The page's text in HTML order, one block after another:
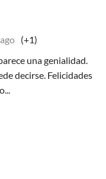
(+1)
una genialidad.
decirse. Felicidades